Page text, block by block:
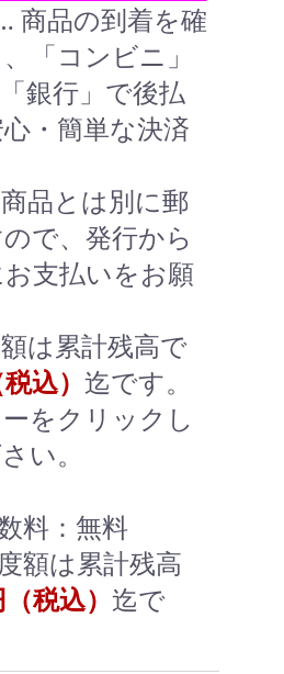
商品の到着を確
「コンビニ」
「銀行」で後払
・簡単な決済
品とは別に郵
で、発行から
支払いをお願
は累計残高で
込） 迄です。
をクリックし
い。
料：無料
額は累計残高
税込） 迄で